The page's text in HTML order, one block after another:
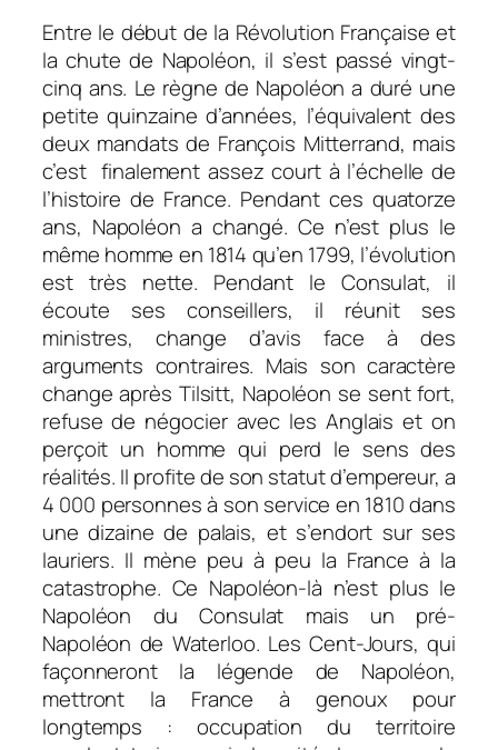
Entre le début de la Révolution Française et
la chute de Napoléon, il s’est passé vingt-
cinq ans. Le règne de Napoléon a duré une
petite quinzaine d’années, l’équivalent des
deux mandats de François Mitterrand, mais
c’est finalement assez court à l’échelle de
l’histoire de France. Pendant ces quatorze
ans, Napoléon a changé. Ce n’est plus le
même homme en 1814 qu’en 1799, l’évolution
est très nette. Pendant le Consulat, il
écoute ses conseillers, il réunit ses
ministres, change d’avis face à des
arguments contraires. Mais son caractère
change après Tilsitt, Napoléon se sent fort,
refuse de négocier avec les Anglais et on
perçoit un homme qui perd le sens des
réalités. Il profite de son statut d’empereur, a
4 000 personnes à son service en 1810 dans
une dizaine de palais, et s’endort sur ses
lauriers. Il mène peu à peu la France à la
catastrophe. Ce Napoléon-là n’est plus le
Napoléon du Consulat mais un pré-
Napoléon de Waterloo. Les Cent-Jours, qui
façonneront la légende de Napoléon,
mettront la France à genoux pour
longtemps : occupation du territoire